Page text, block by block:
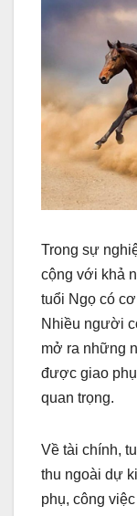
Trong sự
cộng với khả
tuổi Ngọ có
Nhiều người
mở ra những
được giao
quan trọng.
Về tài chính,
thu ngoài dự
phụ, công